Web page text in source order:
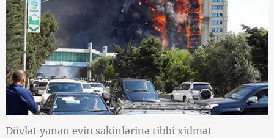
Dövlət yanan evin sakinlərinə tibbi xidmət